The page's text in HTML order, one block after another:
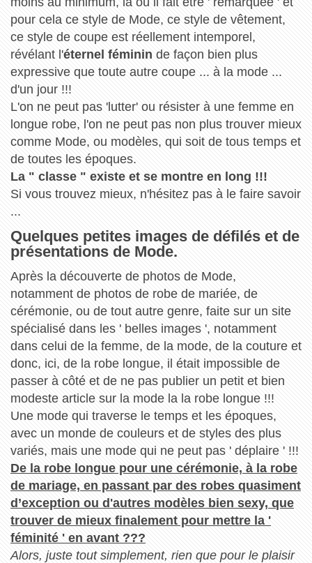
pour cela ce style de Mode, ce style de vêtement,
ce style de coupe est réellement intemporel,
révélant l'éternel féminin de façon bien plus
expressive que toute autre coupe ... à la mode ...
d'un jour !!!
L'on ne peut pas 'lutter' ou résister à une femme en
longue robe, l'on ne peut pas non plus trouver mieux
comme Mode, ou modèles, qui soit de tous temps et
de toutes les époques.
La " classe " existe et se montre en long !!!
Si vous trouvez mieux, n'hésitez pas à le faire savoir
...
Quelques petites images de défilés et de
présentations de Mode.
Après la découverte de photos de Mode,
notamment de photos de robe de mariée, de
cérémonie, ou de tout autre genre, faite sur un site
spécialisé dans les ' belles images ', notamment
dans celui de la femme, de la mode, de la couture et
donc, ici, de la robe longue, il était impossible de
passer à côté et de ne pas publier un petit et bien
modeste article sur la mode la la robe longue !!!
Une mode qui traverse le temps et les époques,
avec un monde de couleurs et de styles des plus
variés, mais une mode qui ne peut pas ' déplaire ' !!!
De la robe longue pour une cérémonie, à la robe
de mariage, en passant par des robes quasiment
d’exception ou d'autres modèles bien sexy, que
trouver de mieux finalement pour mettre la '
féminité ' en avant ???
Alors, juste tout simplement, rien que pour le plaisir